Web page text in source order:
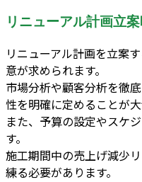
リニューアル計画立
リニューアル計画を立案
意が求められます。
市場分析や顧客分析を徹
性を明確に定めることが大
また、予算の設定やスケ
す。
施工期間中の売上げ減少
練る必要があります。